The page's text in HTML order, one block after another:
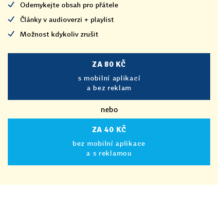
Odemykejte obsah pro přátele
Články v audioverzi + playlist
Možnost kdykoliv zrušit
ZA 80 KČ
s mobilní aplikací
a bez reklam
nebo
ZA 40 KČ
bez mobilní aplikace
a s reklamou